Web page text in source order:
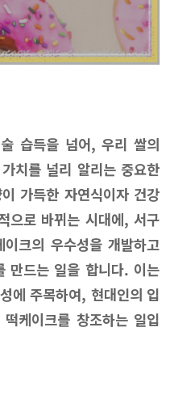
습득을 넘어, 우리 쌀의
치를 널리 알리는 중요한
가득한 자연식이자 건강
으로 바뀌는 시대에, 서구
크의 우수성을 개발하고
만드는 일을 합니다. 이는
에 주목하여, 현대인의 입
케이크를 창조하는 일입